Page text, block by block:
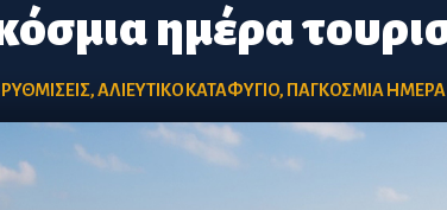
ημέρα
,ΑΛΙΕΥΤΙΚΟ ΚΑΤΑΦΥΓΙΟ, ΠΑΓΚΟΣΜΙΑ ΗΜΕΡΑ